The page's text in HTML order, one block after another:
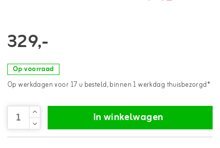
329,-
Op voorraad
Op werkdagen voor 17 u besteld, binnen 1 werkdag thuisbezorgd*
In winkelwagen